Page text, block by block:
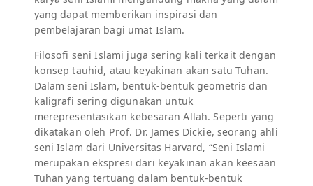
yang dapat memberikan inspirasi dan
pembelajaran bagi umat Islam.
Filosofi seni Islami juga sering kali terkait dengan
konsep tauhid, atau keyakinan akan satu Tuhan.
Dalam seni Islam, bentuk-bentuk geometris dan
kaligrafi sering digunakan untuk
merepresentasikan kebesaran Allah. Seperti yang
dikatakan oleh Prof. Dr. James Dickie, seorang ahli
seni Islam dari Universitas Harvard, “Seni Islami
merupakan ekspresi dari keyakinan akan keesaan
Tuhan yang tertuang dalam bentuk-bentuk